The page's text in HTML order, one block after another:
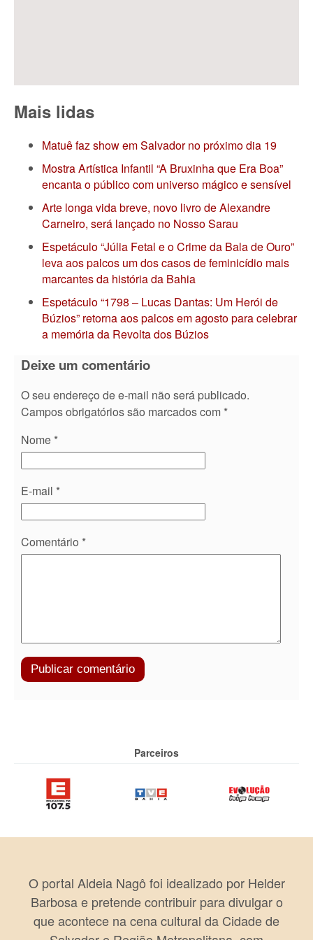
Mais lidas
Matuê faz show em Salvador no próximo dia 19
Mostra Artística Infantil “A Bruxinha que Era Boa”
encanta o público com universo mágico e sensível
Arte longa vida breve, novo livro de Alexandre
Carneiro, será lançado no Nosso Sarau
Espetáculo “Júlia Fetal e o Crime da Bala de Ouro”
leva aos palcos um dos casos de feminicídio mais
marcantes da história da Bahia
Espetáculo “1798 – Lucas Dantas: Um Herói de
Búzios” retorna aos palcos em agosto para celebrar
a memória da Revolta dos Búzios
Deixe um comentário
O seu endereço de e-mail não será publicado.
Campos obrigatórios são marcados com *
Nome *
E-mail *
Comentário *
Parceiros
O portal Aldeia Nagô foi idealizado por Helder
Barbosa e pretende contribuir para divulgar o
que acontece na cena cultural da Cidade de